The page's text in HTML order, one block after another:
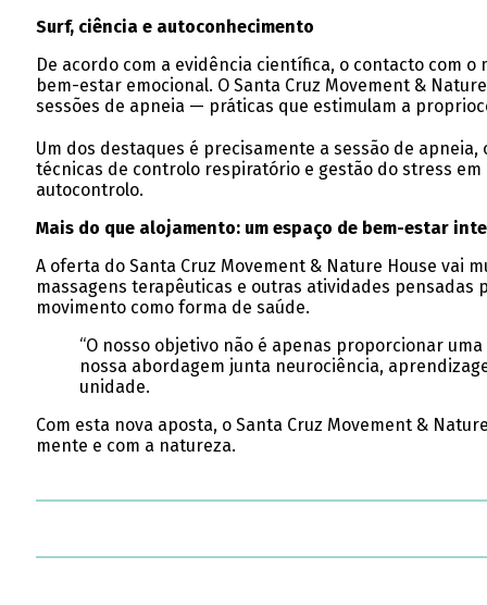
Surf, ciência e autoconhecimento
De acordo com a evidência científica, o contacto com
bem-estar emocional. O Santa Cruz Movement &
sessões de apneia — práticas que estimulam a
Um dos destaques é precisamente a sessão de
técnicas de controlo respiratório e gestão do stress
autocontrolo.
Mais do que alojamento: um espaço de bem-estar
A oferta do Santa Cruz Movement & Nature House vai
massagens terapêuticas e outras atividades
movimento como forma de saúde.
“O nosso objetivo não é apenas proporcionar
nossa abordagem junta neurociência,
unidade.
Com esta nova aposta, o Santa Cruz Movement &
mente e com a natureza.